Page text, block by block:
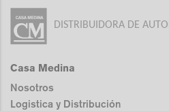
DISTRIBUIDORA DE
Casa Medina
Nosotros
Logistica y Distribución